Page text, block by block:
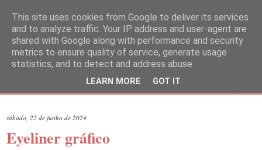
sábado, 22 de junho de 2024
Eyeliner gráfico
This site uses cookies from Google to deliver its services
and to analyze traffic. Your IP address and user-agent are
shared with Google along with performance and security
metrics to ensure quality of service, generate usage
statistics, and to detect and address abuse.
LEARN MORE GOT IT